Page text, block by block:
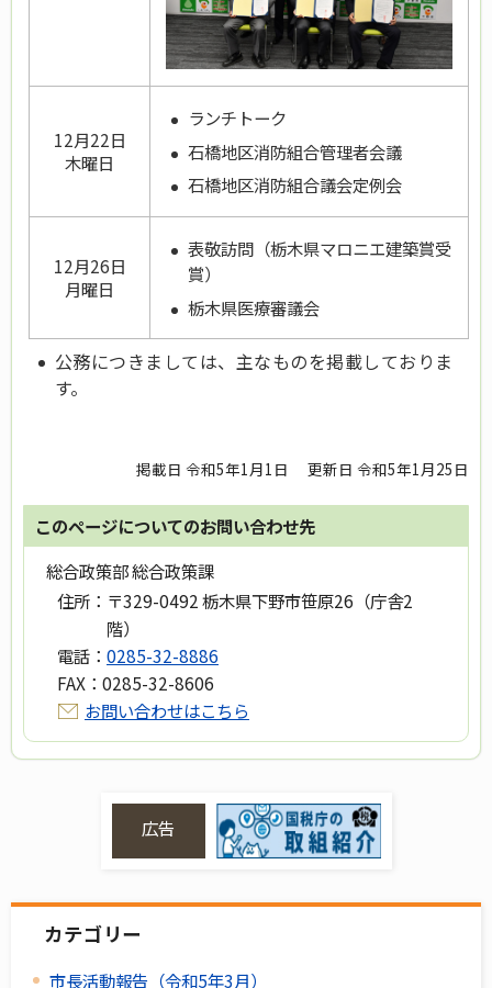
12月22日
木曜日
ランチトーク
石橋地区消防組合管理者会議
石橋地区消防組合議会定例会
12月26日
月曜日
表敬訪問（栃木県マロニエ建築賞受
賞）
栃木県医療審議会
公務につきましては、主なものを掲載しておりま
す。
掲載日 令和5年1月1日 更新日 令和5年1月25日
このページについてのお問い合わせ先
総合政策部 総合政策課
住所： 〒329-0492 栃木県下野市笹原26（庁舎2
階）
電話： 0285-32-8886
FAX： 0285-32-8606
お問い合わせはこちら
広告
カテゴリー
市長活動報告（令和5年3月）